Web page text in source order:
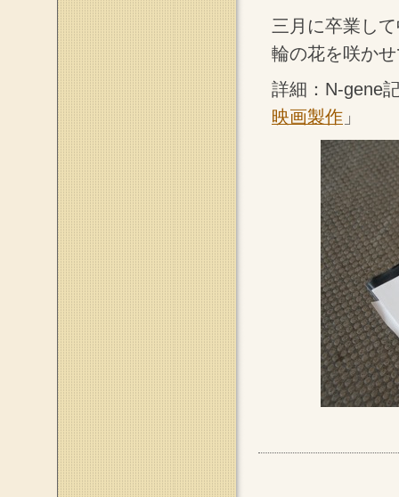
三月に卒業し
輪の花を咲か
詳細：N-gene
映画製作 」